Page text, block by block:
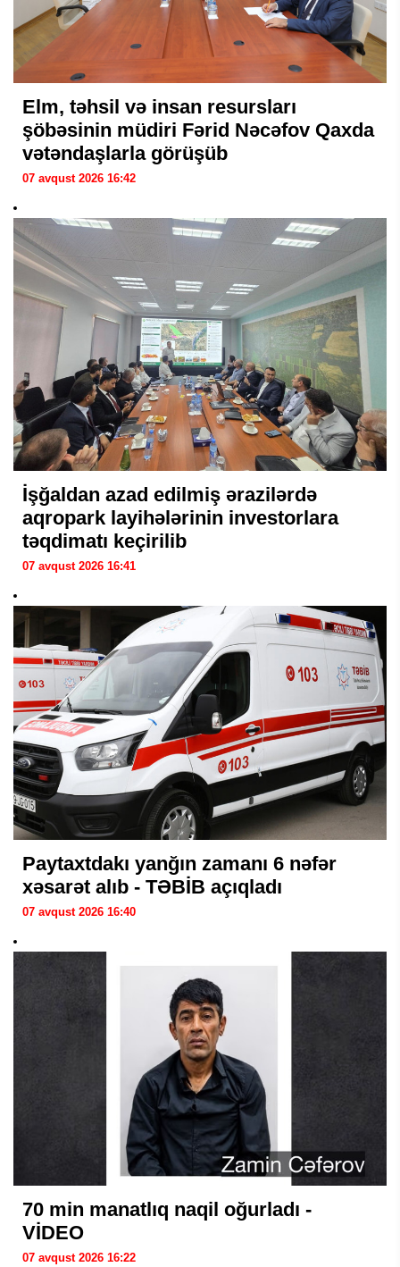
Elm, təhsil və insan resursları
şöbəsinin müdiri Fərid Nəcəfov Qaxda
vətəndaşlarla görüşüb
07 avqust 2026 16:42
İşğaldan azad edilmiş ərazilərdə
aqropark layihələrinin investorlara
təqdimatı keçirilib
07 avqust 2026 16:41
Paytaxtdakı yanğın zamanı 6 nəfər
xəsarət alıb - TƏBİB açıqladı
07 avqust 2026 16:40
70 min manatlıq naqil oğurladı -
VİDEO
07 avqust 2026 16:22